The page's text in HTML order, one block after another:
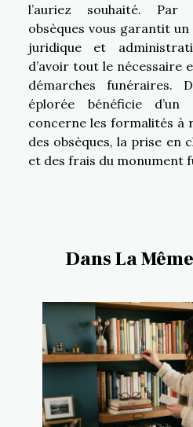
l’auriez souhaité. Par
obsèques vous garantit
juridique et
d’avoir tout le nécessaire
démarches funéraires.
éplorée bénéficie
concerne les formalités à
des obsèques, la prise en
et des frais du monument
Dans La